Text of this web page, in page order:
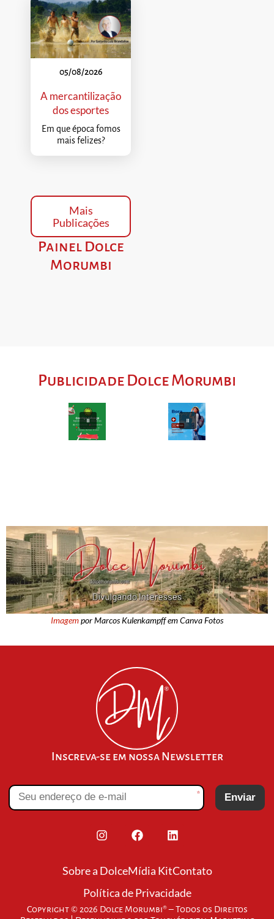
05/08/2026
A mercantilização
dos esportes
Em que época fomos
mais felizes?
Mais
Publicações
Painel Dolce
Morumbi
Publicidade Dolce Morumbi
Imagempor Marcos Kulenkampff em Canva Fotos
Inscreva-se em nossa Newsletter
* Enviar
Sobre a DolceMídia KitContato
Política de Privacidade
Copyright © 2026 Dolce Morumbi® – Todos os Direitos